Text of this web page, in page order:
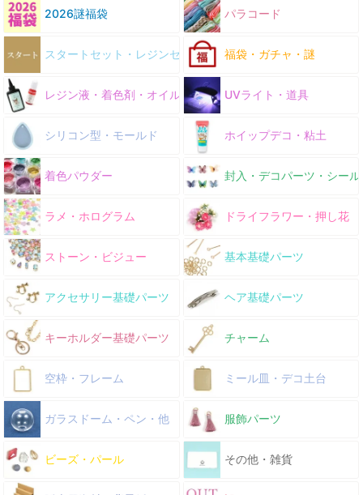
2026謎福袋 パラコード
スタートセット・レジンセット 福袋・ガチャ・謎
レジン液・着色剤・オイル UVライト・道具
シリコン型・モールド ホイップデコ・粘土
着色パウダー 封入・デコパーツ・シール
ラメ・ホログラム ドライフラワー・押し花
ストーン・ビジュー 基本基礎パーツ
アクセサリー基礎パーツ ヘア基礎パーツ
キーホルダー基礎パーツ チャーム
空枠・フレーム ミール皿・デコ土台
ガラスドーム・ペン・他 服飾パーツ
ビーズ・パール その他・雑貨